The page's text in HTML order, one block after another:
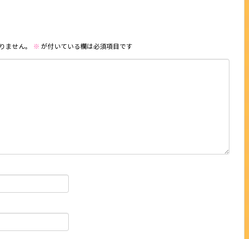
せん。 ※ が付いている欄は必須項目です